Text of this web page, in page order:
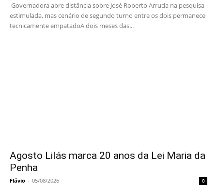
Governadora abre distância sobre José Roberto Arruda na pesquisa
estimulada, mas cenário de segundo turno entre os dois permanece
tecnicamente empatadoA dois meses das...
Agosto Lilás marca 20 anos da Lei Maria da
Penha
Flávio - 05/08/2026 0